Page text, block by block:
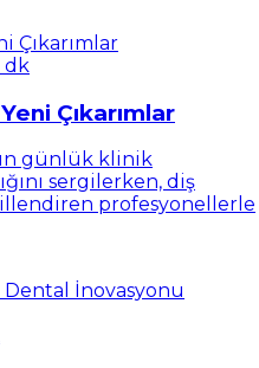
dk
Çıkarımlar
günlük klinik
sergilerken, diş
profesyonellerle